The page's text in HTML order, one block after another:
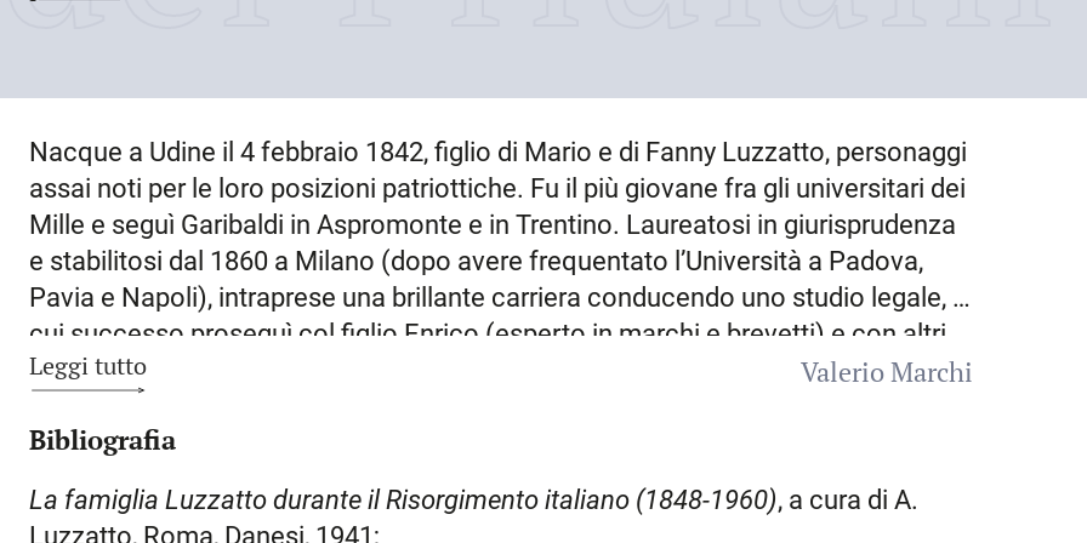
Nacque a Udine il 4 febbraio 1842, figlio di Mario e di Fanny Luzzatto, personaggi
assai noti per le loro posizioni patriottiche. Fu il più giovane fra gli universitari dei
Mille e seguì Garibaldi in Aspromonte e in Trentino. Laureatosi in giurisprudenza
e stabilitosi dal 1860 a Milano (dopo avere frequentato l’Università a Padova,
Pavia e Napoli), intraprese una brillante carriera conducendo uno studio legale, il
cui successo proseguì col figlio Enrico (esperto in marchi e brevetti) e con altri
discendenti, sia in Italia sia in Israele. Fu protagonista della vita politica e
Luzzatto (più nota, come scrittrice, con lo pseudonimo di Emilia Nevers), se ne
separò dopo la tragica scomparsa della figlia prediletta, Evelina.
Prematuramente mancò anche un altro loro figlio, Rinaldo. Attivo nel campo
Leggi tutto
Valerio Marchi
Bibliografia
La famiglia Luzzatto durante il Risorgimento italiano (1848-1960), a cura di A.
Luzzatto, Roma, Danesi, 1941;